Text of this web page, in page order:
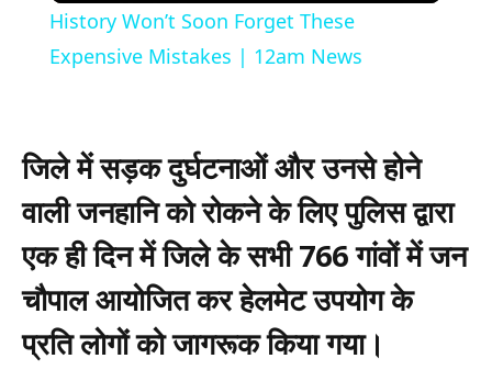
History Won’t Soon Forget These
Expensive Mistakes | 12am News
जिले में सड़क दुर्घटनाओं और उनसे होने
वाली जनहानि को रोकने के लिए पुलिस द्वारा
एक ही दिन में जिले के सभी 766 गांवों में जन
चौपाल आयोजित कर हेलमेट उपयोग के
प्रति लोगों को जागरूक किया गया।